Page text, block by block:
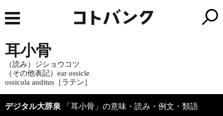
耳小骨
（読み）ジショウコツ
（その他表記）ear ossicle
ossicula auditus［ラテン］
デジタル大辞泉 「耳小骨」の意味・読み・例文・類語